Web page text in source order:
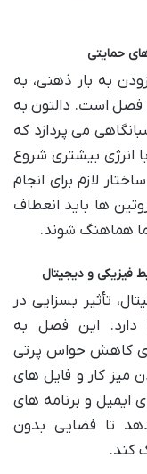
به بار ذهنی، به
فصل است. دالتون به
می پردازد که
انرژی بیشتری شروع
لازم برای انجام
ها باید انعطاف
هماهنگ شوند.
تأثیر بسزایی در
این فصل به
کاهش حواس پرتی
میز کار و فایل های
ایمیل و برنامه های
دهد تا فضایی بدون
کند.